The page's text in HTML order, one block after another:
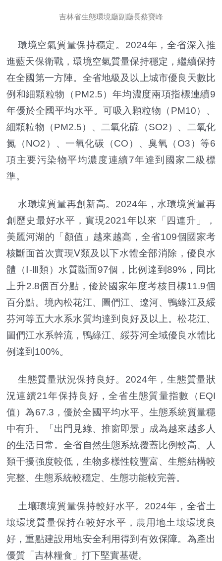
吉林省生態環境廳副廳長蔡寶峰
環境空氣質量保持穩定。2024年，全省深入推
進藍天保衛戰，環境空氣質量保持穩定，繼續保持
在全國第一方陣。全省地級及以上城市優良天數比
例和細顆粒物（PM2.5）年均濃度兩項指標連續9
年優於全國平均水平。可吸入顆粒物（PM10）、
細顆粒物（PM2.5）、二氧化硫（SO2）、二氧化
氮（NO2）、一氧化碳（CO）、臭氧（O3）等6
項主要污染物平均濃度連續7年達到國家二級標
準。
水環境質量再創新高。2024年，水環境質量再
創歷史最好水平，實現2021年以來「四連升」，
美麗河湖的「顏值」越來越高，全省109個國家考
核斷面首次實現Ⅴ類及以下水體全部消除，優良水
體（Ⅰ-Ⅲ類）水質斷面97個，比例達到89%，同比
上升2.8個百分點，優於國家年度考核目標11.9個
百分點。境內松花江、圖們江、遼河、鴨綠江及綏
芬河等五大水系水質均達到良好及以上。松花江、
圖們江水系幹流，鴨綠江、綏芬河全域優良水體比
例達到100%。
生態質量狀況保持良好。2024年，生態質量狀
況連續21年保持良好，全省生態質量指數（EQI
值）為67.3，優於全國平均水平。生態系統質量穩
中有升。「出門見綠、推窗即景」成為越來越多人
的生活日常。全省自然生態系統覆蓋比例較高、人
類干擾強度較低，生物多樣性較豐富、生態結構較
完整、生態系統較穩定、生態功能較完善。
土壤環境質量保持較好水平。2024年，全省土
壤環境質量保持在較好水平，農用地土壤環境良
好，重點建設用地安全利用得到有效保障。為產出
優質「吉林糧食」打下堅實基礎。